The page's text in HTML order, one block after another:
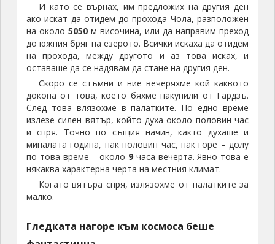
И като се върнах, им предложих на другия ден
ако искат да отидем до прохода Чола, разположен
на около 5050 м височина, или да направим преход
до южния бряг на езерото. Всички искаха да отидем
на прохода, между другото и аз това исках, и
оставаше да се надявам да стане на другия ден.
Скоро се стъмни и ние вечеряхме кой каквото
докопа от това, което бяхме накупили от Гардзъ.
След това влязохме в палатките. По едно време
излезе силен вятър, който духа около половин час
и спря. Точно по същия начин, както духаше и
миналата година, пак половин час, пак горе – долу
по това време – около 9 часа вечерта. Явно това е
някаква характерна черта на местния климат.
Когато вятъра спря, излязохме от палатките за
малко.
Гледката нагоре към космоса беше